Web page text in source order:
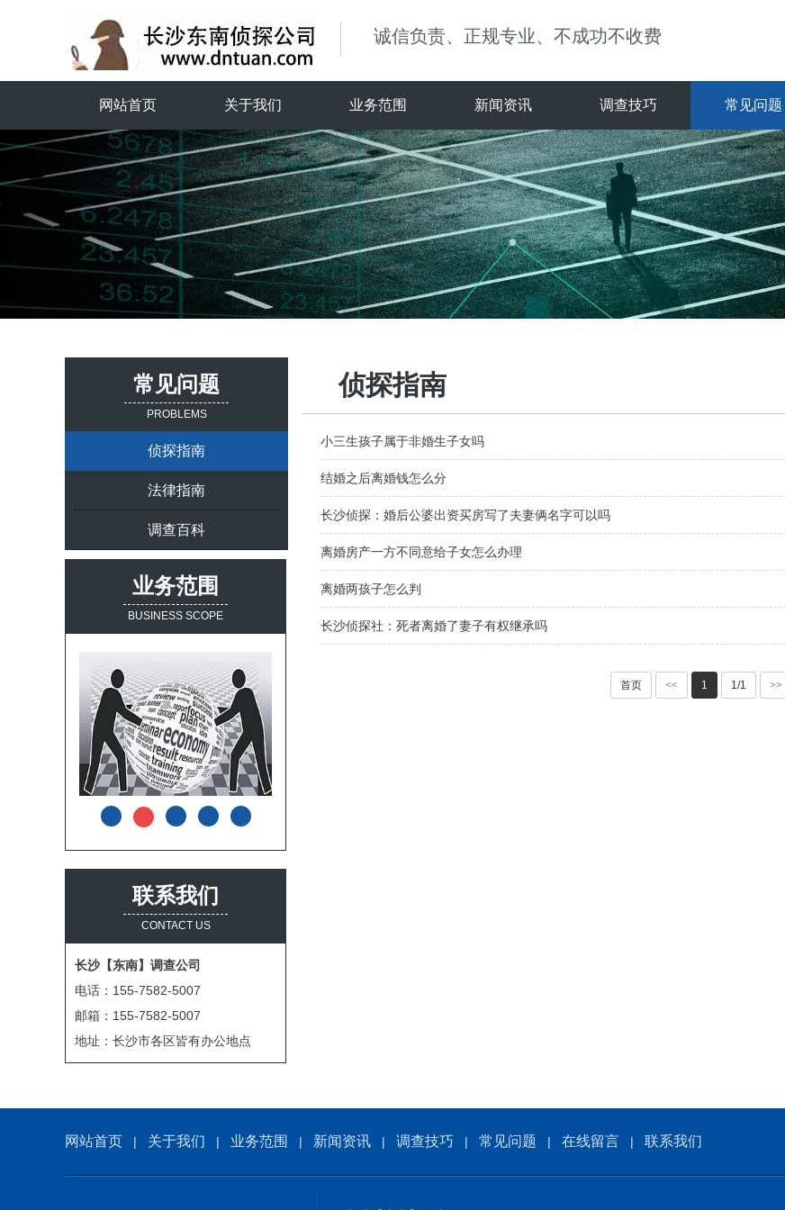
诚信负责、正规专业、不成功不收费
网站首页 关于我们 业务范围 新闻资讯 调查技巧 常见问题
常见问题
PROBLEMS
侦探指南
法律指南
调查百科
业务范围
BUSINESS SCOPE
联系我们
CONTACT US
长沙【东南】调查公司
电话：155-7582-5007
邮箱：155-7582-5007
地址：长沙市各区皆有办公地点
侦探指南
小三生孩子属于非婚生子女吗
结婚之后离婚钱怎么分
长沙侦探：婚后公婆出资买房写了夫妻俩名字可以吗
离婚房产一方不同意给子女怎么办理
离婚两孩子怎么判
长沙侦探社：死者离婚了妻子有权继承吗
首页 << 1 1/1 >>
网站首页 | 关于我们 | 业务范围 | 新闻资讯 | 调查技巧 | 常见问题 | 在线留言 | 联系我们